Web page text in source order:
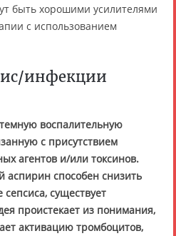
быть хорошими усилителями
с использованием
инфекции
воспалительную
с присутствием
агентов и/или токсинов.
аспирин способен снизить
сепсиса, существует
проистекает из понимания,
активацию тромбоцитов,